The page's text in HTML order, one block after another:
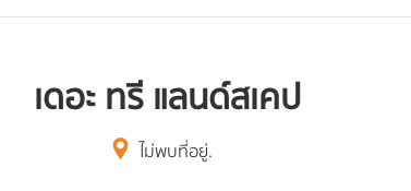
เดอะ ทรี แลนด์สเคป
ไม่พบที่อยู่.